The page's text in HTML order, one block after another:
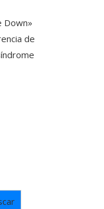
Down»
de